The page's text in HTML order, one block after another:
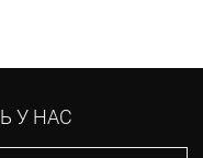
У НАС